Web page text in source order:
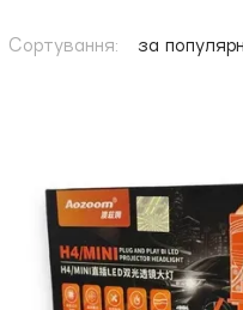
Сортування: за